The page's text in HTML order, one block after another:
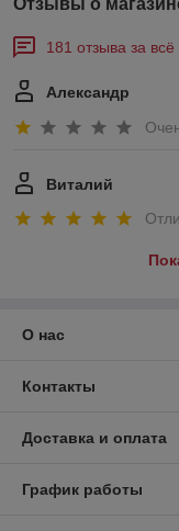
Отзывы о
181 отзыва за
Александр
Виталий
О нас
Контакты
Доставка и оплата
График работы